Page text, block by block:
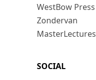
WestBow Press
Zondervan
MasterLectures
SOCIAL